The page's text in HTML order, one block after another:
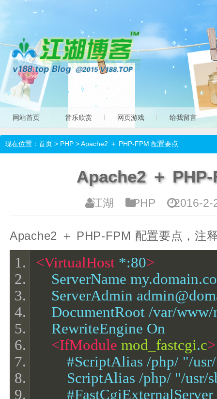
网站首页 音乐欣赏 网页游戏 给我留言
现在位置： 首页 > PHP > Apache2 ＋ PHP-FPM 配置要点
Apache2 ＋
江湖 PHP 2016-
Apache2 ＋ PHP-FPM 配置要点，注
<VirtualHost *:80>
ServerName
ServerAdmin
DocumentRoot /var/
    RewriteEngine On
<IfModule mod_fastcgi.c>
#ScriptAlias /php/ "/
ScriptAlias /php/ "/